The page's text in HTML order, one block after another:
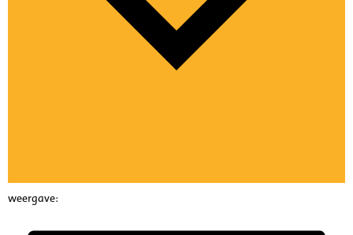
weergave: